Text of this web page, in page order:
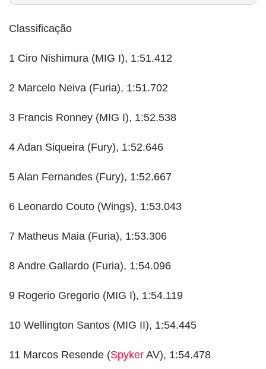
Classificação
1 Ciro Nishimura (MIG I), 1:51.412
2 Marcelo Neiva (Furia), 1:51.702
3 Francis Ronney (MIG I), 1:52.538
4 Adan Siqueira (Fury), 1:52.646
5 Alan Fernandes (Fury), 1:52.667
6 Leonardo Couto (Wings), 1:53.043
7 Matheus Maia (Furia), 1:53.306
8 Andre Gallardo (Furia), 1:54.096
9 Rogerio Gregorio (MIG I), 1:54.119
10 Wellington Santos (MIG II), 1:54.445
11 Marcos Resende (Spyker AV), 1:54.478